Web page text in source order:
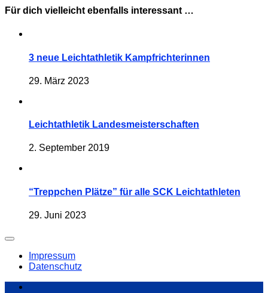
Für dich vielleicht ebenfalls interessant …
3 neue Leichtathletik Kampfrichterinnen
29. März 2023
Leichtathletik Landesmeisterschaften
2. September 2019
“Treppchen Plätze” für alle SCK Leichtathleten
29. Juni 2023
Impressum
Datenschutz